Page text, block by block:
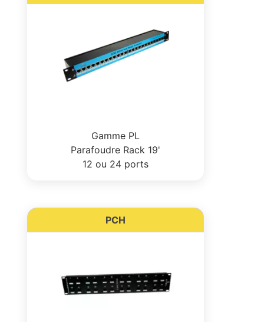
Gamme PL
Parafoudre Rack 19'
12 ou 24 ports
PCH